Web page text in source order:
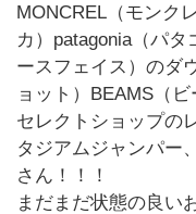
MONCREL（モンク
カ）patagonia（パ
ースフェイス）のダ
ョット）BEAMS（
セレクトショップの
タジアムジャンパー
さん！！！
まだまだ状態の良い